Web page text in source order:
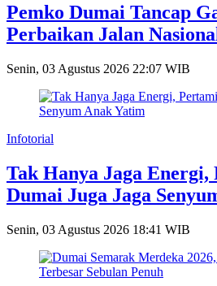
Pemko Dumai Tancap
Perbaikan Jalan
Senin, 03 Agustus 2026 22:07 WIB
Infotorial
Tak Hanya Jaga Energi,
Dumai Juga Jaga
Senin, 03 Agustus 2026 18:41 WIB